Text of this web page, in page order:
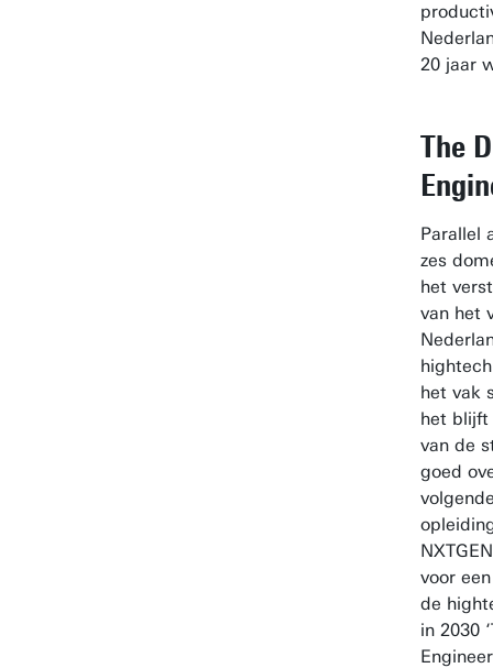
20 jaar
The
Parallel
zes
het
van het
het vak
het blijft
van de
goed
voor
de
in 2030